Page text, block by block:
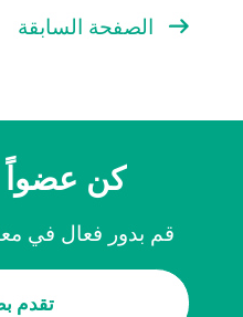
الصفحة السابقة
كن عضواً
قم بدور فعال في
تقدم